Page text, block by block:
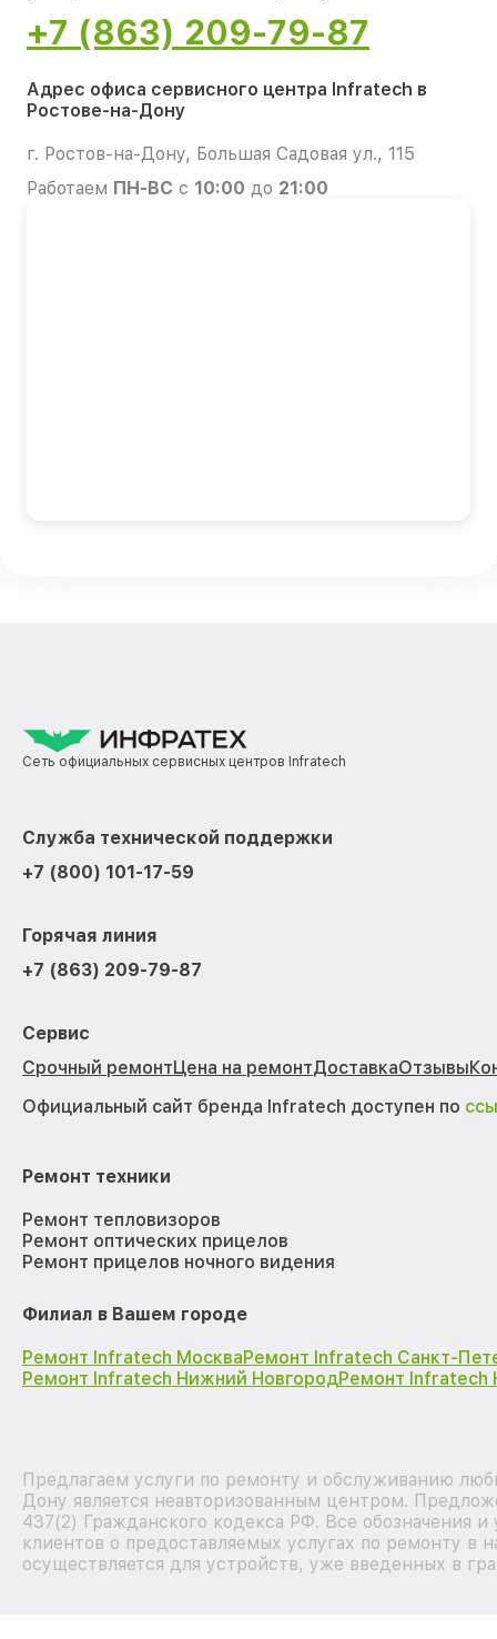
+7 (863) 209-79-87
Адрес офиса сервисного центра Infratech в
Ростове-на-Дону
г. Ростов-на-Дону, Большая Садовая ул., 115
Работаем ПН-ВС с 10:00 до 21:00
Сеть официальных сервисных центров Infratech
Служба технической поддержки
+7 (800) 101-17-59
Горячая линия
+7 (863) 209-79-87
Сервис
Срочный ремонтЦена на ремонтДоставкаОтзывы
Официальный сайт бренда Infratech доступен по
Ремонт техники
Ремонт тепловизоров
Ремонт оптических прицелов
Ремонт прицелов ночного видения
Филиал в Вашем городе
Ремонт Infratech МоскваРемонт Infratech Санкт-
Ремонт Infratech Нижний НовгородРемонт Infratech
Предлагаем услуги по ремонту и обслуживанию
Дону является неавторизованным центром.
437(2) Гражданского кодекса РФ. Все обозначения
клиентов о предоставляемых услугах по ремонту в
осуществляется для устройств, уже введенных в